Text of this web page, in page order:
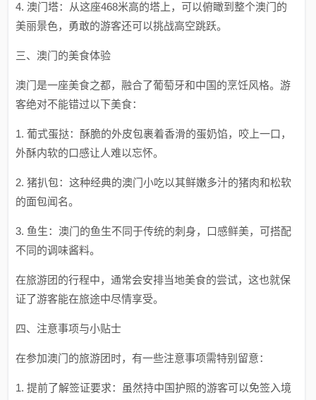
4. 澳门塔：从这座468米高的塔上，可以俯瞰到整个澳门的
美丽景色，勇敢的游客还可以挑战高空跳跃。
三、澳门的美食体验
澳门是一座美食之都，融合了葡萄牙和中国的烹饪风格。游
客绝对不能错过以下美食：
1. 葡式蛋挞：酥脆的外皮包裹着香滑的蛋奶馅，咬上一口，
外酥内软的口感让人难以忘怀。
2. 猪扒包：这种经典的澳门小吃以其鲜嫩多汁的猪肉和松软
的面包闻名。
3. 鱼生：澳门的鱼生不同于传统的刺身，口感鲜美，可搭配
不同的调味酱料。
在旅游团的行程中，通常会安排当地美食的尝试，这也就保
证了游客能在旅途中尽情享受。
四、注意事项与小贴士
在参加澳门的旅游团时，有一些注意事项需特别留意：
1. 提前了解签证要求：虽然持中国护照的游客可以免签入境